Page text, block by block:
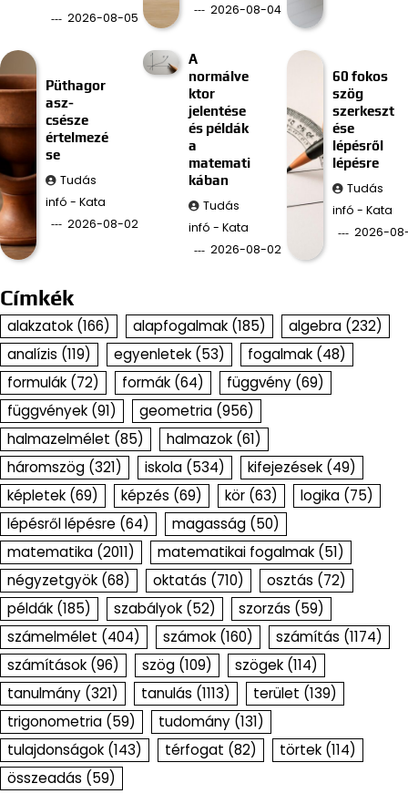
2026-08-05
2026-08-04
Püthagor
asz-
csésze
értelmezé
se
Tudás
infó - Kata
2026-08-02
A
normálve
ktor
jelentése
és példák
a
matemati
kában
Tudás
infó - Kata
2026-08-02
60 fokos
szög
szerkeszt
ése
lépésről
lépésre
Tudás
infó - Kata
2026-
Címkék
alakzatok (166) alapfogalmak (185) algebra (232)
analízis (119) egyenletek (53) fogalmak (48)
formulák (72) formák (64) függvény (69)
függvények (91) geometria (956)
halmazelmélet (85) halmazok (61)
háromszög (321) iskola (534) kifejezések (49)
képletek (69) képzés (69) kör (63) logika (75)
lépésről lépésre (64) magasság (50)
matematika (2011) matematikai fogalmak (51)
négyzetgyök (68) oktatás (710) osztás (72)
példák (185) szabályok (52) szorzás (59)
számelmélet (404) számok (160) számítás (1174)
számítások (96) szög (109) szögek (114)
tanulmány (321) tanulás (1113) terület (139)
trigonometria (59) tudomány (131)
tulajdonságok (143) térfogat (82) törtek (114)
összeadás (59)